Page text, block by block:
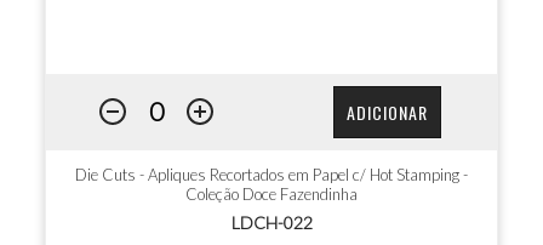
ADICIONAR
Die Cuts - Apliques Recortados em Papel c/ Hot Stamping -
Coleção Doce Fazendinha
LDCH-022